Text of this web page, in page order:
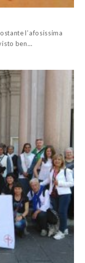
l’afosissima
ben…